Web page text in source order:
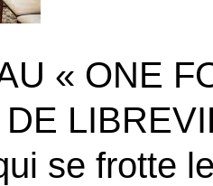
« ONE
se frotte